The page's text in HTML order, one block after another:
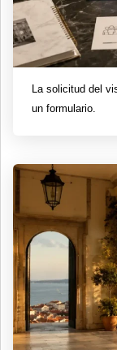
La solicitud del
un formulario.